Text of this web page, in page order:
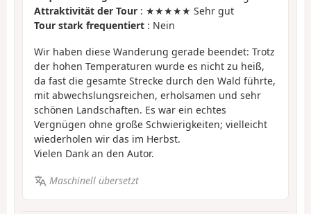
Attraktivität der Tour : ★★★★★ Sehr gut
Tour stark frequentiert : Nein
Wir haben diese Wanderung gerade beendet: Trotz
der hohen Temperaturen wurde es nicht zu heiß,
da fast die gesamte Strecke durch den Wald führte,
mit abwechslungsreichen, erholsamen und sehr
schönen Landschaften. Es war ein echtes
Vergnügen ohne große Schwierigkeiten; vielleicht
wiederholen wir das im Herbst.
Vielen Dank an den Autor.
Maschinell übersetzt